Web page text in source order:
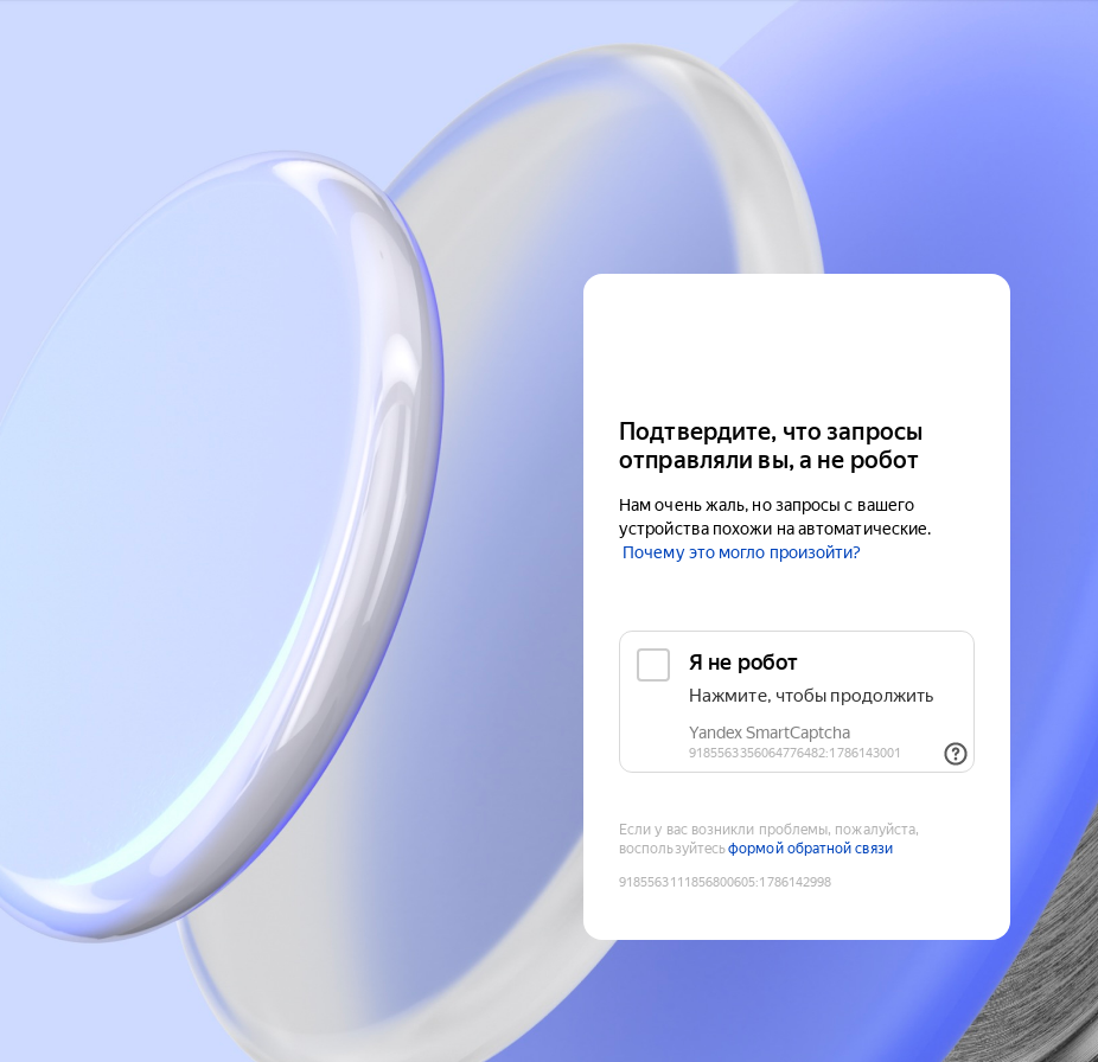
Подтвердите, что запросы
отправляли вы, а не робот
Нам очень жаль, но запросы с вашего
устройства похожи на автоматические.
Почему это могло произойти?
Если у вас возникли проблемы, пожалуйста,
воспользуйтесьформой обратной связи
9185563111856800605:1786142998